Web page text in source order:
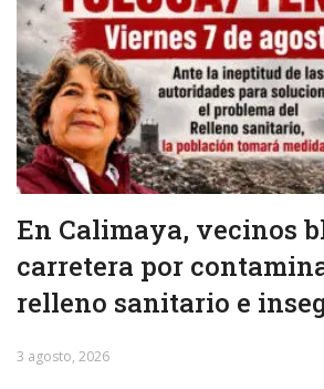
En Calimaya, vecinos
carretera por
relleno sanitario e
3 agosto, 2026